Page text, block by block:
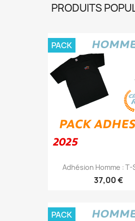
PRODUITS
Adhésion Homme : T-
37,00 €
PACK
PACK